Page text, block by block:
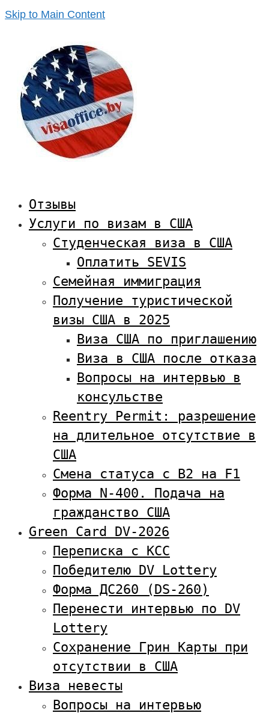
Skip to Main Content
Отзывы
Услуги по визам в США
Студенческая виза в США
Оплатить SEVIS
Семейная иммиграция
Получение туристической
визы США в 2025
Виза США по приглашению
Виза в США после отказа
Вопросы на интервью в
консульстве
Reentry Permit: разрешение
на длительное отсутствие в
США
Смена статуса с В2 на F1
Форма N-400. Подача на
гражданство США
Green Card DV-2026
Переписка с KCC
Победителю DV Lottery
Форма ДС260 (DS-260)
Перенести интервью по DV
Lottery
Сохранение Грин Карты при
отсутствии в США
Виза невесты
Вопросы на интервью